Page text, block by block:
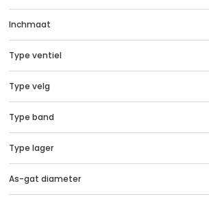
Inchmaat
Type ventiel
Type velg
Type band
Type lager
As-gat diameter